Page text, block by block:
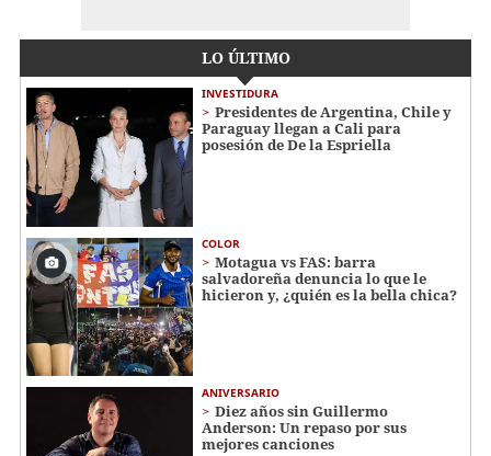
LO ÚLTIMO
INVESTIDURA
Presidentes de Argentina, Chile y
Paraguay llegan a Cali para
posesión de De la Espriella
COLOR
Motagua vs FAS: barra
salvadoreña denuncia lo que le
hicieron y, ¿quién es la bella chica?
ANIVERSARIO
Diez años sin Guillermo
Anderson: Un repaso por sus
mejores canciones